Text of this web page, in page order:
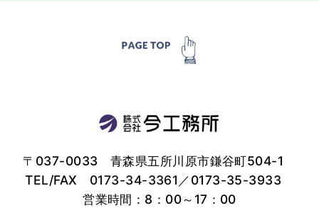
〒037-0033 青森県五所川原市鎌谷町504-1
TEL/FAX 0173-34-3361 ／0173-35-3933
営業時間：8：00～17：00